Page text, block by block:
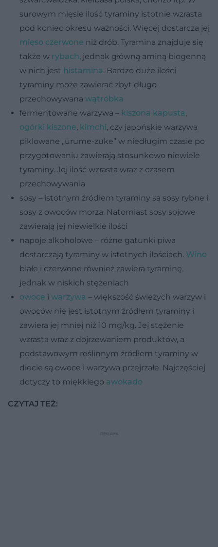
surowym mięsie ilość tyraminy istotnie wzrasta
pod koniec okresu ważności. Więcej dostarcza jej
mięso czerwone niż drób. Tyramina znajduje się
także w rybach, jednak główną aminą biogenną
w nich jest histamina. Bardzo duże ilości
tyraminy może zawierać zbyt długo
przechowywana wątróbka
fermentowane warzywa – kiszona kapusta,
ogórki kiszone, kimchi, czy japońskie warzywa
piklowane „urume-zuke” w niedługim czasie po
przygotowaniu zawierają stosunkowo niewiele
tyraminy. Jej ilość wzrasta wraz z czasem
przechowywania
sosy – istotnym źródłem tyraminy są sosy rybne i
sosy z owoców morza. Natomiast sosy sojowe
zawierają jej niewielkie ilości
napoje alkoholowe – różne gatunki piwa
dostarczają tyraminy w istotnych ilościach. Wino
białe i czerwone również zawiera tyraminę,
jednak w niskich stężeniach
owoce i warzywa – większość świeżych warzyw i
owoców nie jest istotnym źródłem tyraminy i
zawiera jej mniej niż 10 mg/kg. Jej stężenie
wzrasta wraz z dojrzewaniem produktów, a
podstawowym roślinnym źródłem tyraminy w
diecie są owoce i warzywa przejrzałe. Najczęściej
dotyczy to miękkiego awokado
CZYTAJ TEŻ: